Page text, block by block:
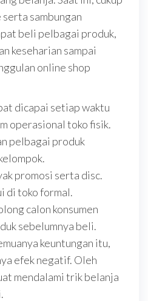
sambungan
beli pelbagai produk,
keseharian sampai
online shop
dicapai setiap waktu
operasional toko fisik.
pelbagai produk
promosi serta disc.
di toko formal.
calon konsumen
sebelumnya beli.
keuntungan itu,
efek negatif. Oleh
mendalami trik belanja